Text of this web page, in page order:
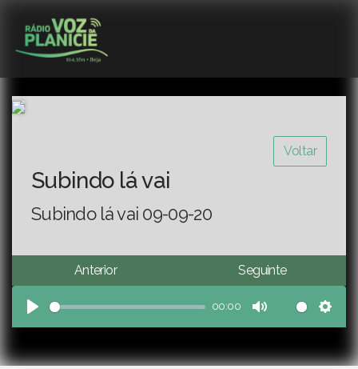
Voltar
Subindo lá vai
Subindo lá vai 09-09-20
Anterior Seguinte
Play
00:00
Mute